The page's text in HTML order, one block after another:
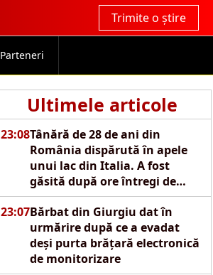
Trimite o știre
Parteneri
Ultimele articole
23:08Tânără de 28 de ani din
România dispărută în apele
unui lac din Italia. A fost
găsită după ore întregi de
căutări
23:07Bărbat din Giurgiu dat în
urmărire după ce a evadat
deși purta brățară electronică
de monitorizare